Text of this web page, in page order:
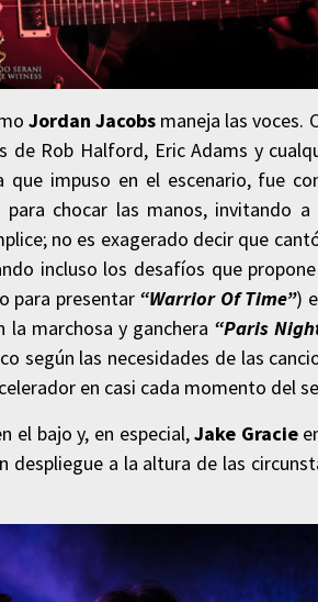
Jordan Jacobs maneja las voces.
de Rob Halford, Eric Adams y
impuso en el escenario, fue
chocar las manos, invitando a
no es exagerado decir que
incluso los desafíos que
para presentar “Warrior Of Time”)
la marchosa y ganchera “Paris
según las necesidades de las
en casi cada momento del
el bajo y, en especial,Jake Gracie
a la altura de las